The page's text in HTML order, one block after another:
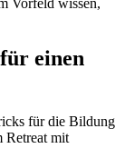
einen
für die Bildung
Retreat mit